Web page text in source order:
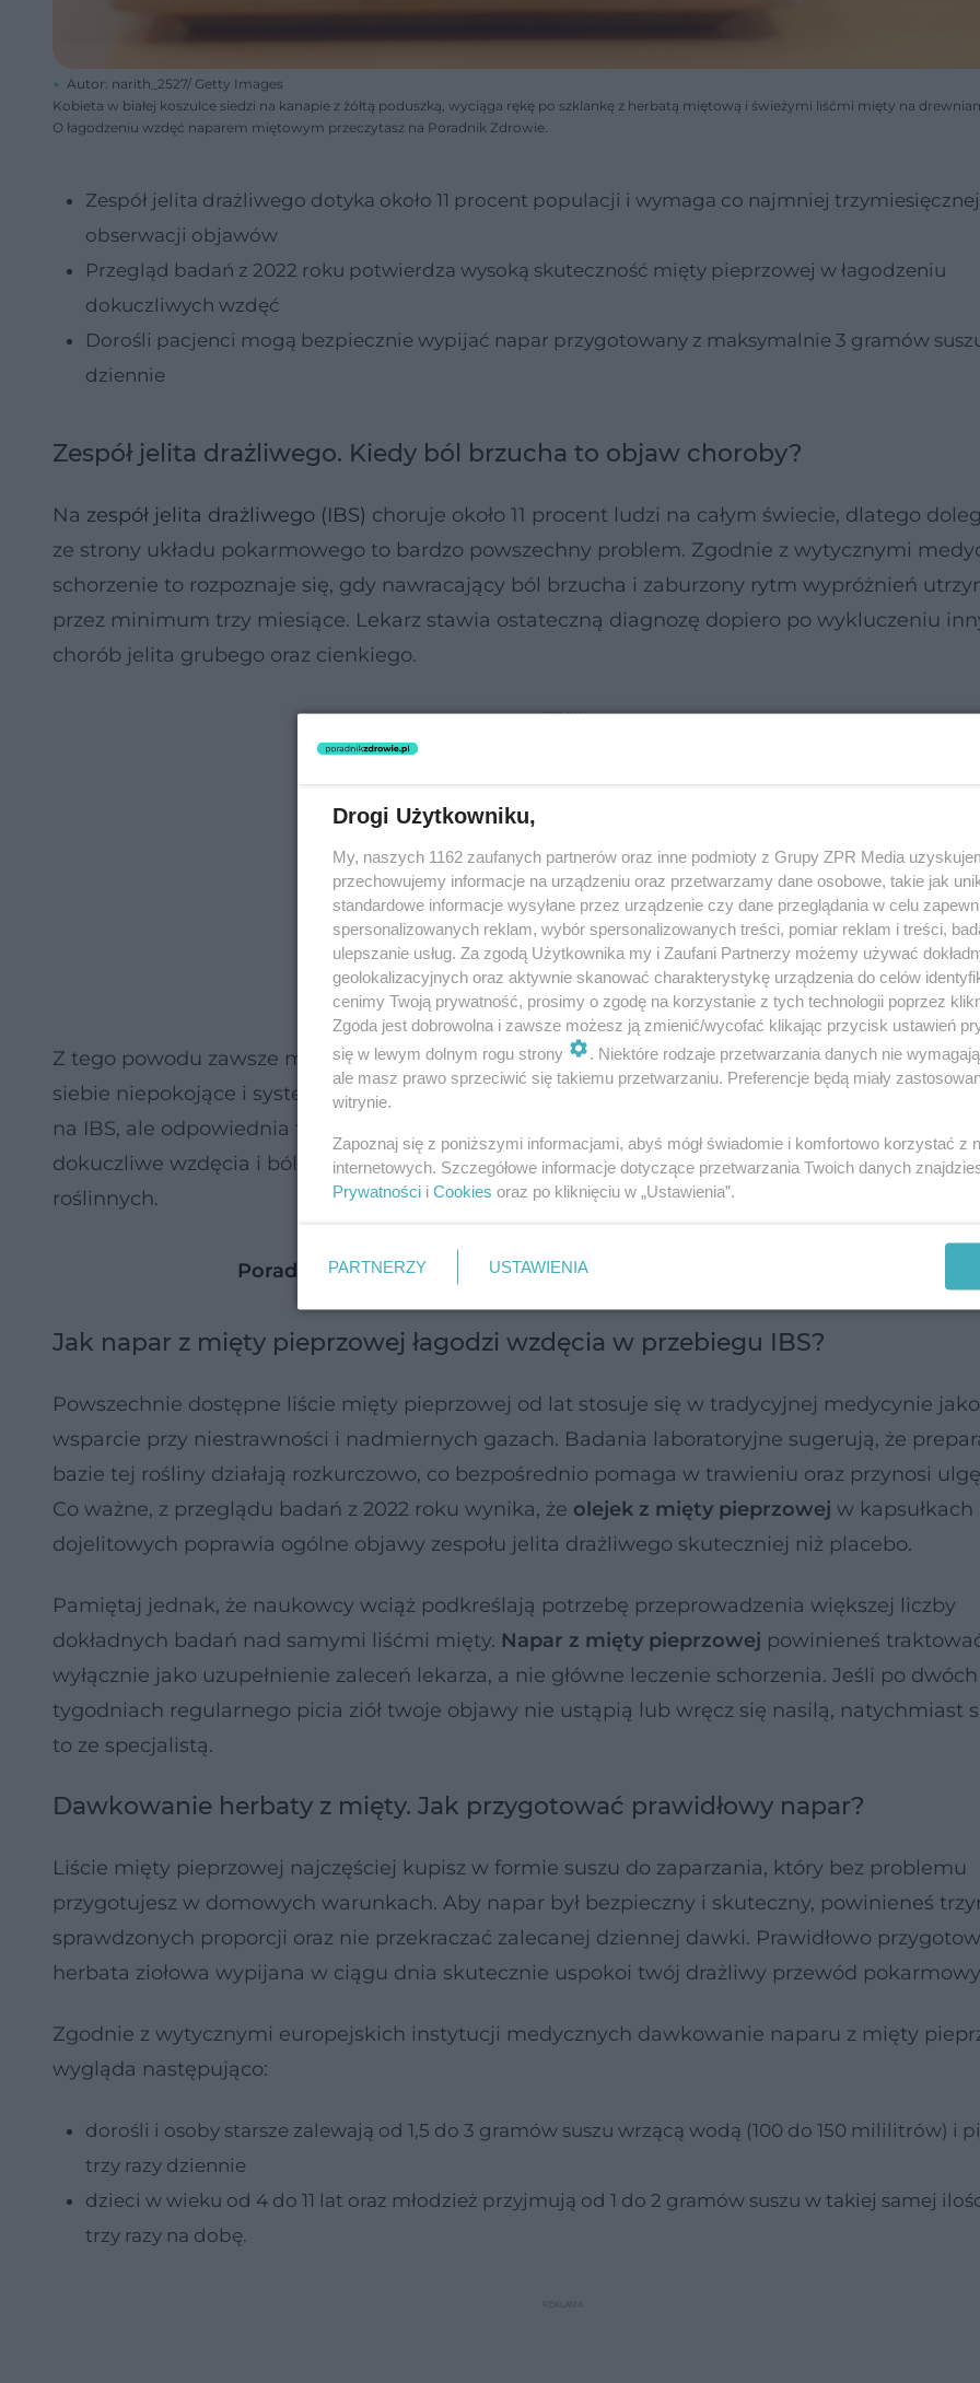
Autor: narith_2527/ Getty Images
Kobieta w białej koszulce siedzi na kanapie z żółtą poduszką, wyciąga rękę po szklankę z herbatą miętową i świeżymi liśćmi mięty na
O łagodzeniu wzdęć naparem miętowym przeczytasz na Poradnik Zdrowie.
Zespół jelita drażliwego dotyka około 11 procent populacji i wymaga co najmniej trzymiesięcznej
obserwacji objawów
Przegląd badań z 2022 roku potwierdza wysoką skuteczność mięty pieprzowej w łagodzeniu
dokuczliwych wzdęć
Dorośli pacjenci mogą bezpiecznie wypijać napar przygotowany z maksymalnie 3 gramów
dziennie
Zespół jelita drażliwego. Kiedy ból brzucha to objaw choroby?
Na zespół jelita drażliwego (IBS) choruje około 11 procent ludzi na całym świecie, dlatego
ze strony układu pokarmowego to bardzo powszechny problem. Zgodnie z wytycznymi
schorzenie to rozpoznaje się, gdy nawracający ból brzucha i zaburzony rytm wypróżnień
przez minimum trzy miesiące. Lekarz stawia ostateczną diagnozę dopiero po wykluczeniu
chorób jelita grubego oraz cienkiego.
Z tego powodu zawsze musisz skonsultować się z lekarzem pierwszego kontaktu, jeśli
siebie niepokojące i systematycznie wracające objawy. Obecnie nie istnieje jedno cudowne
na IBS, ale odpowiednia terapia pozwala znacznie poprawić komfort życia. Możesz skutecznie
dokuczliwe wzdęcia i bóle za pomocą środków farmakologicznych oraz naturalnych
roślinnych.
Poradnik Zdrowie: ból z lewej strony brzucha
Jak napar z mięty pieprzowej łagodzi wzdęcia w przebiegu IBS?
Powszechnie dostępne liście mięty pieprzowej od lat stosuje się w tradycyjnej medycynie jako
wsparcie przy niestrawności i nadmiernych gazach. Badania laboratoryjne sugerują, że
bazie tej rośliny działają rozkurczowo, co bezpośrednio pomaga w trawieniu oraz przynosi
Co ważne, z przeglądu badań z 2022 roku wynika, że olejek z mięty pieprzowej w kapsułkach
dojelitowych poprawia ogólne objawy zespołu jelita drażliwego skuteczniej niż placebo.
Pamiętaj jednak, że naukowcy wciąż podkreślają potrzebę przeprowadzenia większej liczby
dokładnych badań nad samymi liśćmi mięty. Napar z mięty pieprzowej powinieneś
wyłącznie jako uzupełnienie zaleceń lekarza, a nie główne leczenie schorzenia. Jeśli po dwóch
tygodniach regularnego picia ziół twoje objawy nie ustąpią lub wręcz się nasilą, natychmiast
to ze specjalistą.
Dawkowanie herbaty z mięty. Jak przygotować prawidłowy napar?
Liście mięty pieprzowej najczęściej kupisz w formie suszu do zaparzania, który bez problemu
przygotujesz w domowych warunkach. Aby napar był bezpieczny i skuteczny, powinieneś
sprawdzonych proporcji oraz nie przekraczać zalecanej dziennej dawki. Prawidłowo
herbata ziołowa wypijana w ciągu dnia skutecznie uspokoi twój drażliwy przewód
Zgodnie z wytycznymi europejskich instytucji medycznych dawkowanie naparu z mięty
wygląda następująco:
dorośli i osoby starsze zalewają od 1,5 do 3 gramów suszu wrzącą wodą (100 do 150 mililitrów) i
trzy razy dziennie
dzieci w wieku od 4 do 11 lat oraz młodzież przyjmują od 1 do 2 gramów suszu w takiej samej
trzy razy na dobę.
Drogi Użytkowniku,
My, naszych 1162 zaufanych partnerów oraz inne podmioty z Grupy ZPR Media
przechowujemy informacje na urządzeniu oraz przetwarzamy dane osobowe, takie jak
standardowe informacje wysyłane przez urządzenie czy dane przeglądania w celu
spersonalizowanych reklam, wybór spersonalizowanych treści, pomiar reklam i treści,
ulepszanie usług. Za zgodą Użytkownika my i Zaufani Partnerzy możemy używać
geolokalizacyjnych oraz aktywnie skanować charakterystykę urządzenia do celów
cenimy Twoją prywatność, prosimy o zgodę na korzystanie z tych technologii poprzez
Zgoda jest dobrowolna i zawsze możesz ją zmienić/wycofać klikając przycisk ustawień
się w lewym dolnym rogu strony
. Niektóre rodzaje przetwarzania danych nie
ale masz prawo sprzeciwić się takiemu przetwarzaniu. Preferencje będą miały
witrynie.
Zapoznaj się z poniższymi informacjami, abyś mógł świadomie i komfortowo korzystać z
internetowych. Szczegółowe informacje dotyczące przetwarzania Twoich danych
Prywatności i Cookies oraz po kliknięciu w „Ustawienia”.
PARTNERZY USTAWIENIA